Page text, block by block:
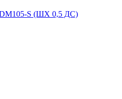
S (ШХ 0,5 ДС)